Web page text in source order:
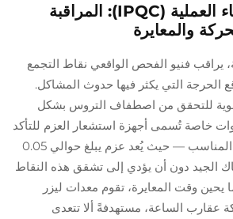
مراقبة الجودة أثناء العملية (IPQC): المراقبة
والمعايرة
فنيو الفحص الواقعي نقاط التجمع
الحرجة التي يكثر فيها حدوث المشاكل.
للتحقق من اصطفاف التروس بشكل
خاصة تُسمى أجهزة استشعار العزم للتأكد
من شد البراغي بالقدر المناسب — حيث يُعد عزم يبلغ حوالي 0.05
الجيد دون أن يؤدي إلى تشقق هذه النقاط
يحين وقت المعايرة، تقوم معدات ليزر
عقارب الساعة، مستهدفةً ألا تتعدى